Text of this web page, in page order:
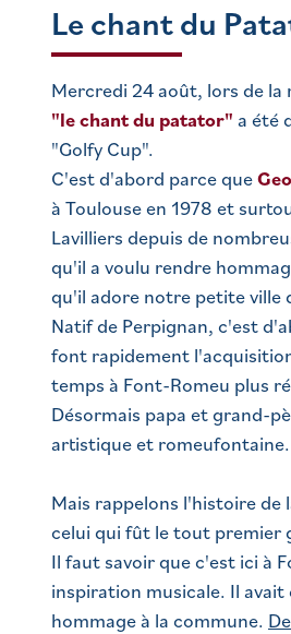
Le chant du
Mercredi 24 août, lors de
"le chant du patator" a été
"Golfy Cup".
C'est d'abord parce que
à Toulouse en 1978 et
Lavilliers depuis de
qu'il a voulu rendre
qu'il adore notre petite ville
Natif de Perpignan, c'est
font rapidement
temps à Font-Romeu plus
Désormais papa et grand-
artistique et romeufontaine.
Mais rappelons l'histoire
celui qui fût le tout premier
Il faut savoir que c'est ici à
inspiration musicale. Il
hommage à la commune.